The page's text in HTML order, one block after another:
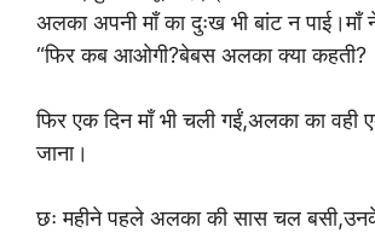
अलका अपनी माँ का दुःख भी बांट न पाई।माँ
“फिर कब आओगी?बेबस अलका क्या कहती?
फिर एक दिन माँ भी चली गईं,अलका का वही
जाना।
छः महीने पहले अलका की सास चल